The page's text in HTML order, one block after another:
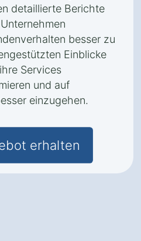
detaillierte Berichte
besser zu
Einblicke
Services
und auf
einzugehen.
erhalten